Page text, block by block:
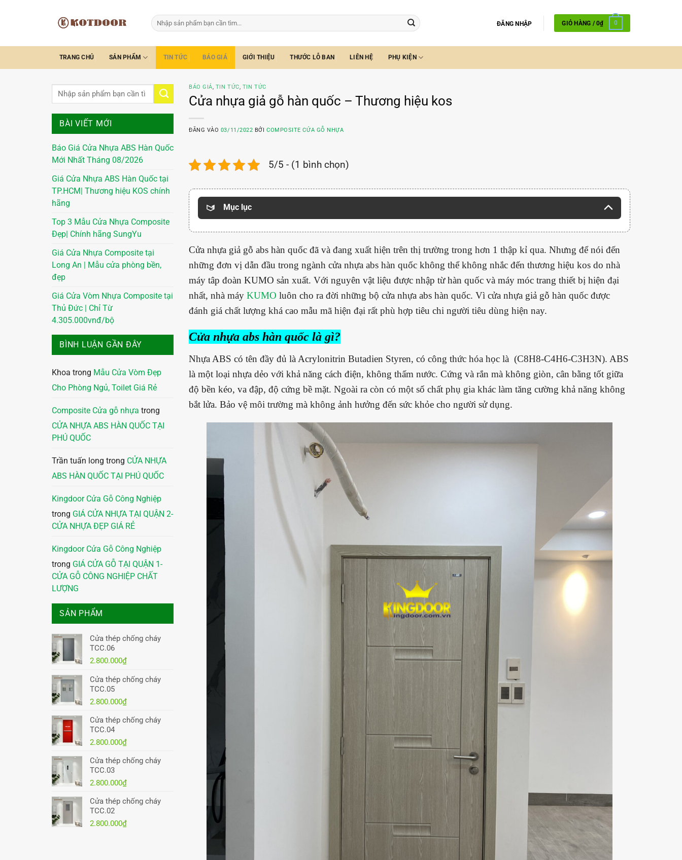
Tìm
kiếm:
ĐĂNG NHẬP GIỎ HÀNG /0₫ 0
TRANG CHỦ SẢN PHẨM TIN TỨC BÁO GIÁ GIỚI THIỆU THƯỚC LỖ BAN LIÊN HỆ PHỤ KIỆN
BÀI VIẾT MỚI
Báo Giá Cửa Nhựa ABS Hàn Quốc
Mới Nhất Tháng 08/2026
Giá Cửa Nhựa ABS Hàn Quốc tại
TP.HCM| Thương hiệu KOS chính
hãng
Top 3 Mẫu Cửa Nhựa Composite
Đẹp| Chính hãng SungYu
Giá Cửa Nhựa Composite tại
Long An | Mẫu cửa phòng bền,
đẹp
Giá Cửa Vòm Nhựa Composite tại
Thủ Đức | Chỉ Từ
4.305.000vnđ/bộ
BÌNH LUẬN GẦN ĐÂY
Khoa trong Mẫu Cửa Vòm Đẹp
Cho Phòng Ngủ, Toilet Giá Rẻ
Composite Cửa gỗ nhựa trong
CỬA NHỰA ABS HÀN QUỐC TẠI
PHÚ QUỐC
Trần tuấn long trong CỬA NHỰA
ABS HÀN QUỐC TẠI PHÚ QUỐC
Kingdoor Cửa Gỗ Công Nghiệp
trong GIÁ CỬA NHỰA TẠI QUẬN 2-
CỬA NHỰA ĐẸP GIÁ RẺ
Kingdoor Cửa Gỗ Công Nghiệp
trong GIÁ CỬA GỖ TẠI QUẬN 1-
CỬA GỖ CÔNG NGHIỆP CHẤT
LƯỢNG
SẢN PHẨM
Cửa thép chống cháy
TCC.06
2.800.000₫
Cửa thép chống cháy
TCC.05
2.800.000₫
Cửa thép chống cháy
TCC.04
2.800.000₫
Cửa thép chống cháy
TCC.03
2.800.000₫
Cửa thép chống cháy
TCC.02
2.800.000₫
BÁO GIÁ, TIN TỨC, TIN TỨC
Cửa nhựa giả gỗ hàn quốc – Thương hiệu kos
ĐĂNG VÀO 03/11/2022 BỞICOMPOSITE CỬA GỖ NHỰA
5/5 - (1 bình chọn)
Mục lục
Cửa nhựa giả gỗ abs hàn quốc đã và đang xuất hiện trên thị trường trong hơn 1 thập kỉ qua. Nhưng để nói đến
những đơn vị dẫn đầu trong ngành cửa nhựa abs hàn quốc không thể không nhắc đến thương hiệu kos do nhà
máy tâp đoàn KUMO sản xuất. Với nguyên vật liệu được nhập từ hàn quốc và máy móc trang thiết bị hiện đại
nhất, nhà máy KUMO luôn cho ra đời những bộ cửa nhựa abs hàn quốc. Vì cửa nhựa giả gỗ hàn quốc được
đánh giá chất lượng khá cao mẫu mã hiện đại rất phù hợp tiêu chi người tiêu dùng hiện nay.
Cửa nhựa abs hàn quốc là gì?
Nhựa ABS có tên đầy đủ là Acrylonitrin Butadien Styren, có công thức hóa học là (C8H8-C4H6-C3H3N). ABS
là một loại nhựa dẻo với khả năng cách điện, không thấm nước. Cứng và rắn mà không giòn, cân bằng tốt giữa
độ bền kéo, va đập, độ cứng bề mặt. Ngoài ra còn có một số chất phụ gia khác làm tăng cường khả năng không
bắt lửa. Bảo vệ môi trường mà không ảnh hưởng đến sức khỏe cho người sử dụng.